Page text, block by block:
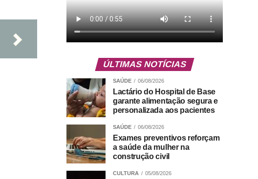
ÚLTIMAS NOTÍCIAS
SAÚDE 06/08/2026
Lactário do Hospital de Base
garante alimentação segura e
personalizada aos pacientes
SAÚDE 06/08/2026
Exames preventivos reforçam
a saúde da mulher na
construção civil
CULTURA 05/08/2026